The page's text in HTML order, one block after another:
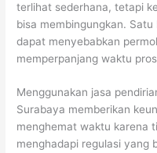
terlihat sederhana, tetapi
bisa membingungkan.
dapat menyebabkan
memperpanjang waktu
Menggunakan jasa
Surabaya memberikan
menghemat waktu karena
menghadapi regulasi yang